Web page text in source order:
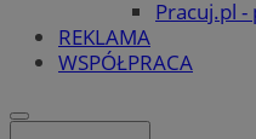
Pracuj.pl -
REKLAMA
WSPÓŁPRACA